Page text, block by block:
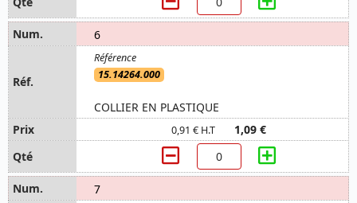
6
15.14264.000
COLLIER EN PLASTIQUE
0,91 € H.T 1,09 €
7